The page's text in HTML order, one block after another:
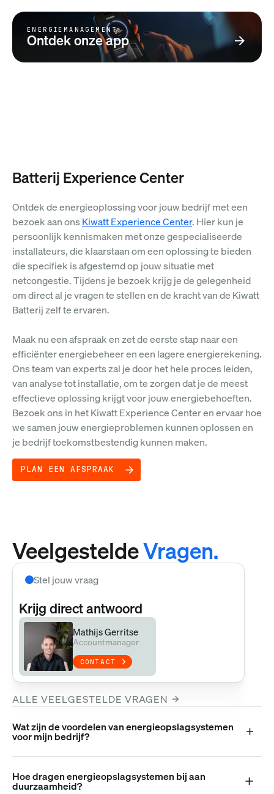
ENERGIEMANAGEMENT
Ontdek onze app
Batterij Experience Center
Ontdek de energieoplossing voor jouw bedrijf met een
bezoek aan ons Kiwatt Experience Center. Hier kun je
persoonlijk kennismaken met onze gespecialiseerde
installateurs, die klaarstaan om een oplossing te bieden
die specifiek is afgestemd op jouw situatie met
netcongestie. Tijdens je bezoek krijg je de gelegenheid
om direct al je vragen te stellen en de kracht van de Kiwatt
Batterij zelf te ervaren.
Maak nu een afspraak en zet de eerste stap naar een
efficiënter energiebeheer en een lagere energierekening.
Ons team van experts zal je door het hele proces leiden,
van analyse tot installatie, om te zorgen dat je de meest
effectieve oplossing krijgt voor jouw energiebehoeften.
Bezoek ons in het Kiwatt Experience Center en ervaar hoe
we samen jouw energieproblemen kunnen oplossen en
je bedrijf toekomstbestendig kunnen maken.
PLAN EEN AFSPRAAK
VeelgesteldeVragen.
Stel jouw vraag
Krijg direct antwoord
Mathijs Gerritse
Accountmanager
CONTACT
ALLE VEELGESTELDE VRAGEN
Wat zijn de voordelen van energieopslagsystemen
voor mijn bedrijf?
Hoe dragen energieopslagsystemen bij aan
duurzaamheid?